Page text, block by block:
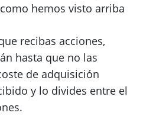
hemos visto arriba
recibas acciones,
hasta que no las
de adquisición
y lo divides entre el